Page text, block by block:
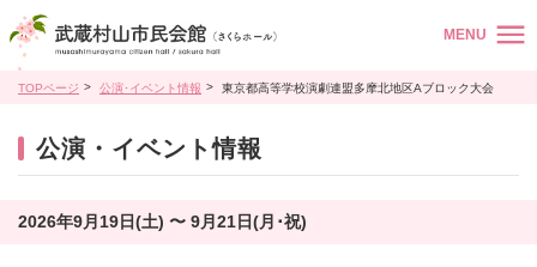
MENU
TOPページ 公演･イベント情報 東京都高等学校演劇連盟多摩北地区Aブロック大会
公演・イベント情報
2026年9月19日(土) 〜 9月21日(月･祝)